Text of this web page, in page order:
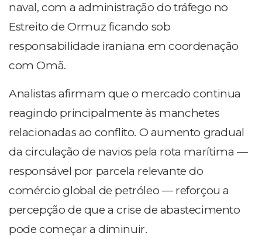
naval, com a administração do tráfego no
Estreito de Ormuz ficando sob
responsabilidade iraniana em coordenação
com Omã.
Analistas afirmam que o mercado continua
reagindo principalmente às manchetes
relacionadas ao conflito. O aumento gradual
da circulação de navios pela rota marítima —
responsável por parcela relevante do
comércio global de petróleo — reforçou a
percepção de que a crise de abastecimento
pode começar a diminuir.